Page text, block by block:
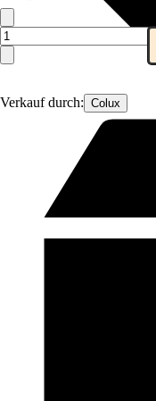
Verkauf durch: Colux